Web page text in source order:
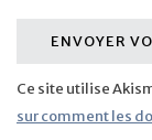
Ce site utilise
sur comment les